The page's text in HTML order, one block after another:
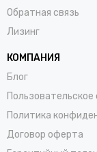
Обратная связь
Лизинг
КОМПАНИЯ
Блог
Политика
Договор оферта